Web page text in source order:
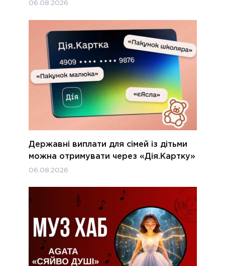
06.08.2026
Державні виплати для сімей із дітьми
можна отримувати через «Дія.Картку»
06.08.2026